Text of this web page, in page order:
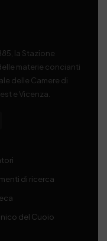
la Stazione
materie concianti
delle Camere di
e Vicenza.
di ricerca
del Cuoio